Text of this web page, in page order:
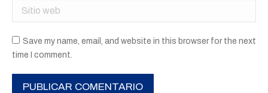
Sitio web
Save my name, email, and website in this browser for the next
time I comment.
PUBLICAR COMENTARIO